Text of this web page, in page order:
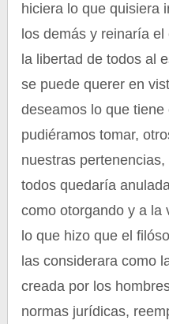
hiciera lo que quisiera
los demás y reinaría
la libertad de todos al
se puede querer en
deseamos lo que
pudiéramos tomar,
nuestras
todos quedaría
como otorgando y a la
lo que hizo que el
las considerara como
creada por los
normas jurídicas,